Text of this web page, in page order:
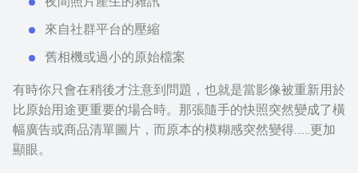
來自社群平台的壓縮
舊相機或過小的原始檔案
有時你只會在稍後才注意到問題，也就是當影像被重新用於
比原始用途更重要的場合時。那張隨手的快照突然變成了橫
幅廣告或商品清單圖片，而原本的模糊感突然變得……更加
顯眼。